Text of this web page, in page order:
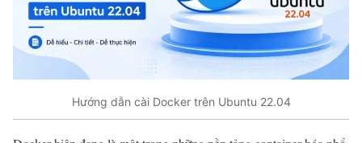
Hướng dẫn cài Docker trên Ubuntu 22.04